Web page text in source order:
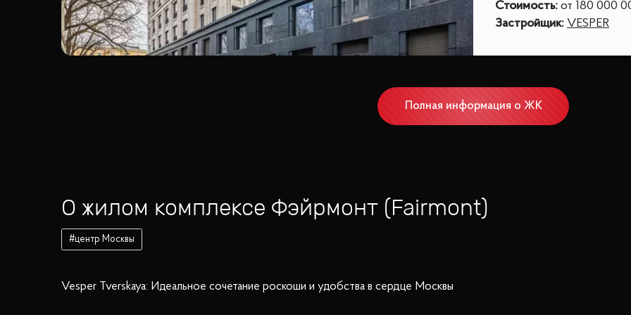
Стоимость: от 180 000
Застройщик: VESPER
Полная информация о ЖК
О жилом комплексе Фэйрмонт (Fairmont)
#центр Москвы
Vesper Tverskaya: Идеальное сочетание роскоши и удобства в сердце Москвы